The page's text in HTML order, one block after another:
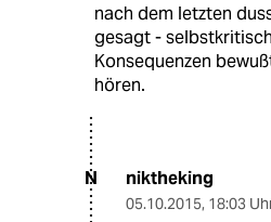
nach dem letzten
gesagt -
Konsequenzen
hören.
N niktheking
05.10.2015, 18:03